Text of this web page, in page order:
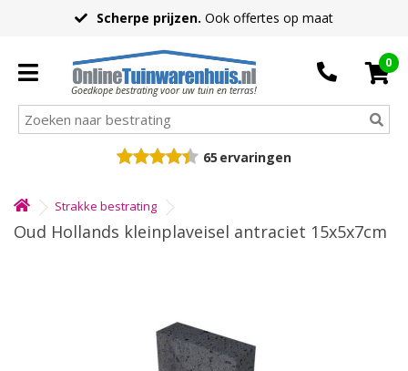
Scherpe prijzen. Ook offertes op maat
Goedkope bestrating voor uw tuin en terras!
0
65 ervaringen
Strakke bestrating
Oud Hollands kleinplaveisel antraciet 15x5x7cm